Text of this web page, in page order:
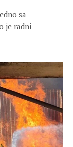
sa
je radni